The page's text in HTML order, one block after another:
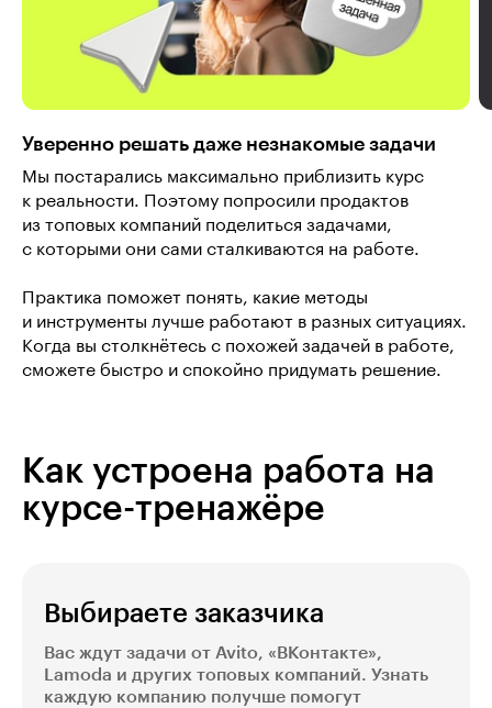
Уверенно решать даже незнакомые задачи
Мы постарались максимально приблизить курс
к реальности. Поэтому попросили продактов
из топовых компаний поделиться задачами,
с которыми они сами сталкиваются на работе.
Практика поможет понять, какие методы
и инструменты лучше работают в разных ситуациях.
Когда вы столкнётесь с похожей задачей в работе,
сможете быстро и спокойно придумать решение.
Как устроена работа на
курсе-тренажёре
Выбираете заказчика
Вас ждут задачи от Avito, «ВКонтакте»,
Lamoda и других топовых компаний. Узнать
каждую компанию получше помогут